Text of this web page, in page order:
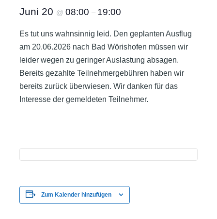
Juni 20 @ 08:00 – 19:00
Es tut uns wahnsinnig leid. Den geplanten Ausflug
am 20.06.2026 nach Bad Wörishofen müssen wir
leider wegen zu geringer Auslastung absagen.
Bereits gezahlte Teilnehmergebühren haben wir
bereits zurück überwiesen. Wir danken für das
Interesse der gemeldeten Teilnehmer.
Zum Kalender hinzufügen